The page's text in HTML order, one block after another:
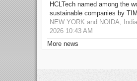
HCLTech named among the
sustainable companies by
NEW YORK and NOIDA,
2026 10:43 AM
More news